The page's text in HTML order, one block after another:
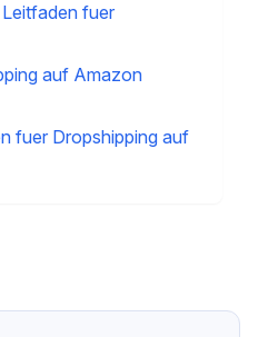
fuer
auf Amazon
fuer Dropshipping auf